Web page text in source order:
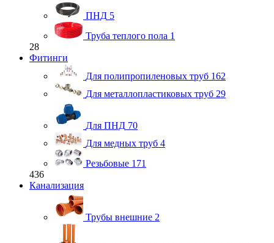
ПНД 5
Труба теплого пола 1
28
Фитинги
Для полипропиленовых труб 162
Для металлопластиковых труб 29
Для ПНД 70
Для медных труб 4
Резьбовые 171
436
Канализация
Трубы внешние 2